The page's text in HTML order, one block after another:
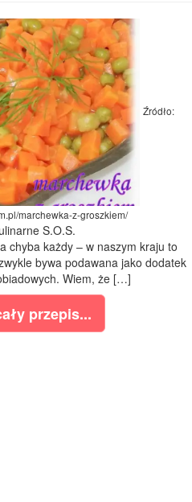
Źródło:
marchewka-z-groszkiem/
S.O.S.
chyba każdy – w naszym kraju to
bywa podawana jako dodatek
Wiem, że […]
przepis...